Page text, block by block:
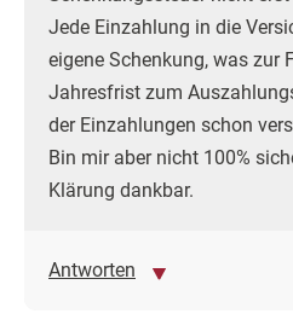
Jede Einzahlung in die
eigene Schenkung, was zur
Jahresfrist zum
der Einzahlungen schon
Bin mir aber nicht 100%
Klärung dankbar.
Antworten